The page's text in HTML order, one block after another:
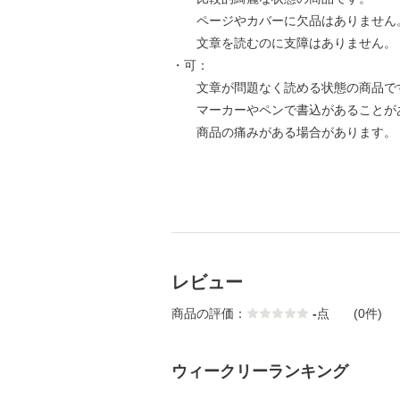
ページやカバーに欠品はありません
文章を読むのに支障はありません。
・可：
文章が問題なく読める状態の商品で
マーカーやペンで書込があることが
商品の痛みがある場合があります。
レビュー
商品の評価： -点 (0件)
ウィークリーランキング